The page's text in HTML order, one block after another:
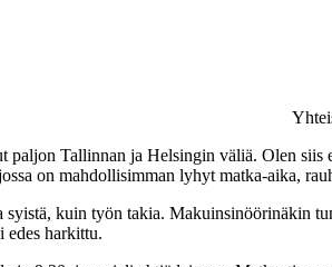
Tallinnan ja Helsingin väliä. Olen
on mahdollisimman lyhyt matka-aika,
kuin työn takia. Makuinsinöörinäkin
edes harkittu.